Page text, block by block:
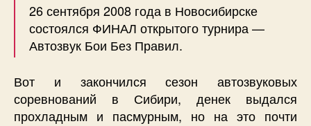
26 сентября 2008 года в Новосибирске
состоялся ФИНАЛ открытого турнира —
Автозвук Бои Без Правил.
Вот и закончился сезон автозвуковых
соревнований в Сибири, денек выдался
прохладным и пасмурным, но на это почти